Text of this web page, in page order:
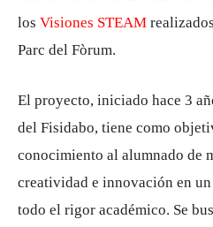
los Visiones STEAM
Parc del Fòrum.
El proyecto, iniciado hace 3
del Fisidabo, tiene como
conocimiento al alumnado de
creatividad e innovación en
todo el rigor académico. Se